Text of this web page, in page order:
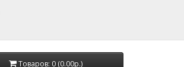
Товаров: 0 (0.00р.)